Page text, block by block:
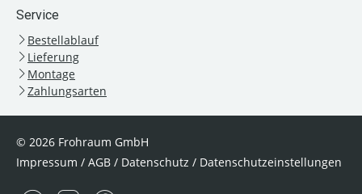
Service
Bestellablauf
Lieferung
Montage
Zahlungsarten
© 2026 Frohraum GmbH
Impressum / AGB / Datenschutz / Datenschutzeinstellungen